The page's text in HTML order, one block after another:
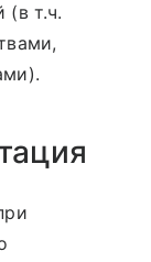
(в т.ч.